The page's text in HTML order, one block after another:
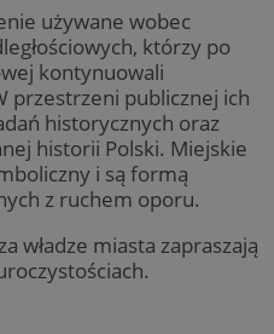
używane wobec
którzy po
kontynuowali
przestrzeni publicznej ich
historycznych oraz
historii Polski. Miejskie
i są formą
z ruchem oporu.
władze miasta zapraszają